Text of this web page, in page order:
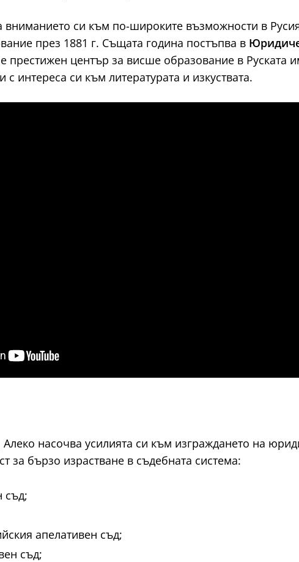
си към по-широките възможности в
през 1881 г. Същата година постъпва в
престижен център за висше образование в Руската
с интереса си към литературата и изкуствата.
насочва усилията си към изграждането на
за бързо израстване в съдебната система:
съд;
апелативен съд;
съд;